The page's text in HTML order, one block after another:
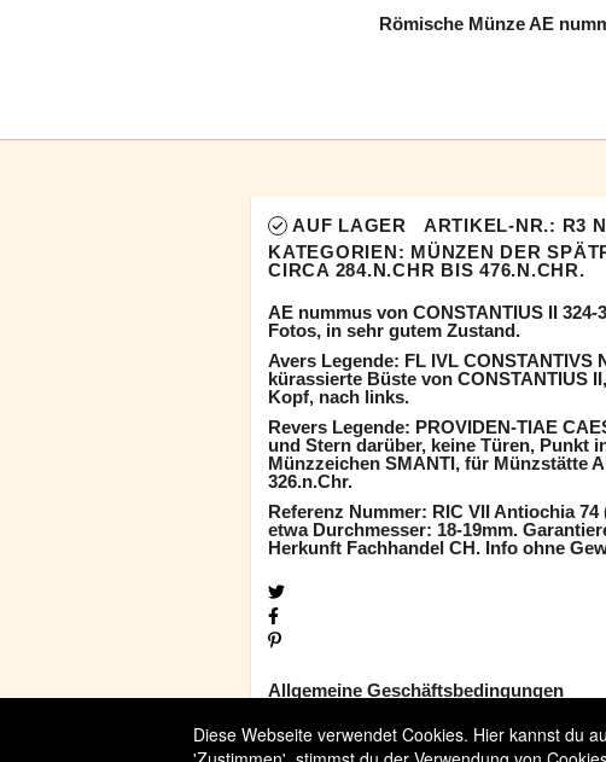
Römische Münze AE
AUF LAGER
ARTIKEL-NR.: R3
KATEGORIEN: MÜNZEN DER
CIRCA 284.N.CHR BIS 476.N.CHR.
AE nummus von CONSTANTIUS II
Fotos, in sehr gutem Zustand.
Avers Legende: FL IVL CONSTANTIVS
kürassierte Büste von CONSTANTIUS
Kopf, nach links.
Revers Legende: PROVIDEN-TIAE
und Stern darüber, keine Türen, Punkt
Münzzeichen SMANTI, für Münzstätte
326.n.Chr.
Referenz Nummer: RIC VII Antiochia
etwa Durchmesser: 18-19mm.
Herkunft Fachhandel CH. Info ohne
Allgemeine Geschäftsbedingungen
Versandbedingungen
Diese Webseite verwendet Cookies. Hier kannst du